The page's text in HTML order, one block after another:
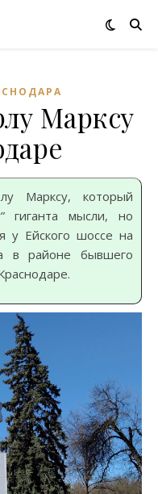
Марксу
Марксу, который
гиганта мысли, но
у Ейского шоссе на
в районе бывшего